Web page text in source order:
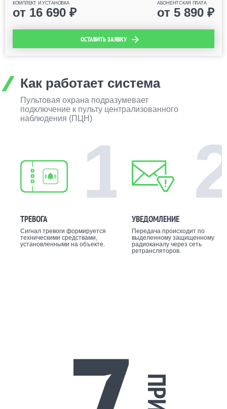
КОМПЛЕКТ И УСТАНОВКА
от 16 690 ₽
АБОНЕНТСКАЯ ПЛАТА
от 5 890 ₽
ОСТАВИТЬ ЗАЯВКУ
Как работает система
Пультовая охрана подразумевает
подключение к пульту централизованного
наблюдения (ПЦН)
1
ТРЕВОГА
Сигнал тревоги формируется
техническими средствами,
установленными на объекте.
УВЕДОМЛЕНИЕ
Передача происходит по
выделенному защищенному
радиоканалу через сеть
ретрансляторов.